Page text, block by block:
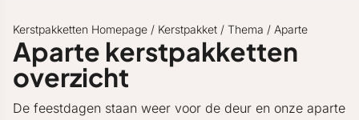
Kerstpakketten Homepage / Kerstpakket / Thema / Aparte
Aparte kerstpakketten
overzicht
De feestdagen staan weer voor de deur en onze aparte